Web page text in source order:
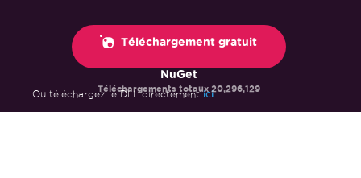
Téléchargement gratuit
NuGet
Téléchargements totaux20,296,129
Ou téléchargez le DLL directementici